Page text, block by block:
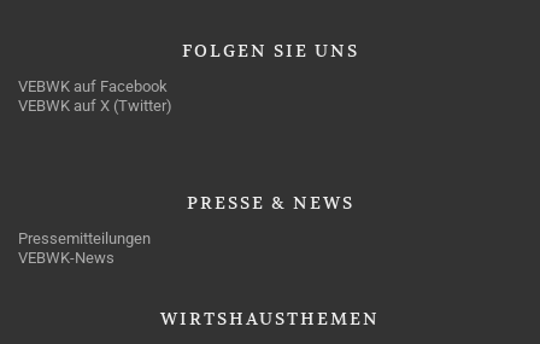
FOLGEN SIE UNS
VEBWK auf Facebook
VEBWK auf X (Twitter)
PRESSE & NEWS
Pressemitteilungen
VEBWK-News
WIRTSHAUSTHEMEN